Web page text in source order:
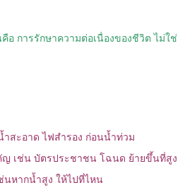
อ การรักษาความต่อเนื่องของชีวิต ไม่ใช่
ำสะอาด ไฟสำรอง ก่อนน้ำท่วม
ญ เช่น บัตรประชาชน โฉนด ย้ายขึ้นที่สูง
หากน้ำสูง ให้ไปที่ไหน